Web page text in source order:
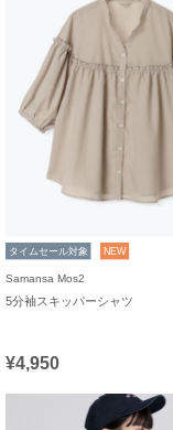
タイムセール対象 NEW
Samansa Mos2
5分袖スキッパーシャツ
¥4,950